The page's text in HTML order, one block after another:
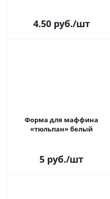
4.50руб./шт
Форма для маффина
«тюльпан» белый
5 руб./шт